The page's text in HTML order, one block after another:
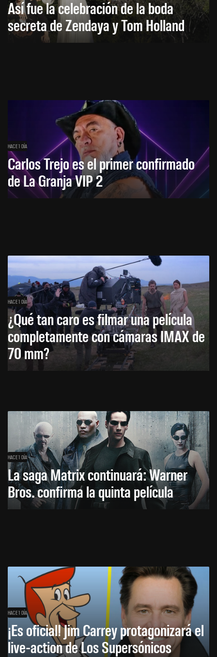
Así fue la celebración de la boda
secreta de Zendaya y Tom Holland
HACE 1 DÍA
Carlos Trejo es el primer confirmado
de La Granja VIP 2
HACE 1 DÍA
¿Qué tan caro es filmar una película
completamente con cámaras IMAX de
70 mm?
HACE 1 DÍA
La saga Matrix continuará: Warner
Bros. confirma la quinta película
HACE 1 DÍA
¡Es oficial! Jim Carrey protagonizará el
live-action de Los Supersónicos